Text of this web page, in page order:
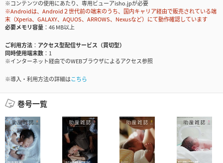
※コンテンツの使用にあたり、専用ビューアisho.jpが必要
※Androidは、Android２世代前の端末のうち、国内キャリア経由で販売されている端
末（Xperia、GALAXY、AQUOS、ARROWS、Nexusなど）にて動作確認しています
必要メモリ容量
46 MB以上
ご利用方法
アクセス型配信サービス（買切型）
同時使用端末数
1
※インターネット経由でのWEBブラウザによるアクセス参照
※導入・利用方法の詳細はこちら
巻号一覧